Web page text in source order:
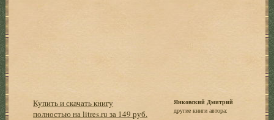
Купить и скачать книгу
полностью на litres.ru за 149 руб.
Янковский Дмитрий
другие книги автора: